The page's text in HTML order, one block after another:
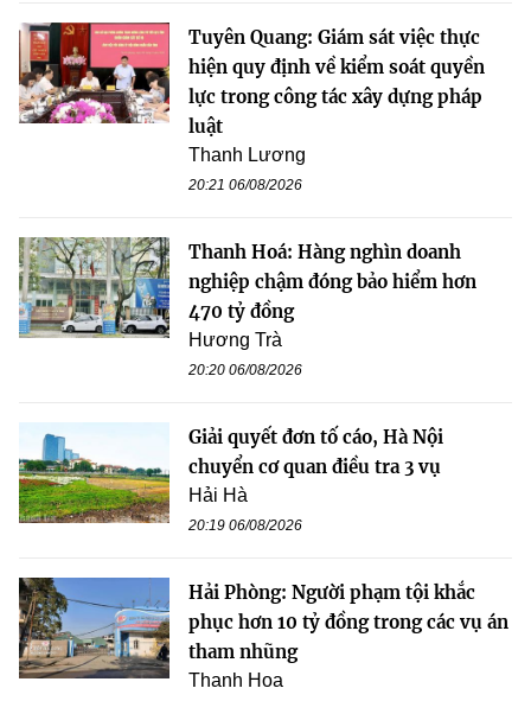
Tuyên Quang: Giám sát việc thực
hiện quy định về kiểm soát quyền
lực trong công tác xây dựng pháp
luật
Thanh Lương
20:21 06/08/2026
Thanh Hoá: Hàng nghìn doanh
nghiệp chậm đóng bảo hiểm hơn
470 tỷ đồng
Hương Trà
20:20 06/08/2026
Giải quyết đơn tố cáo, Hà Nội
chuyển cơ quan điều tra 3 vụ
Hải Hà
20:19 06/08/2026
Hải Phòng: Người phạm tội khắc
phục hơn 10 tỷ đồng trong các vụ án
tham nhũng
Thanh Hoa